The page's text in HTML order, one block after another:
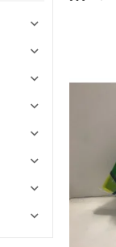







